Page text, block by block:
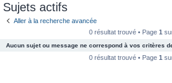
Sujets actifs
Aller à la recherche avancée
0 résultat trouvé • Page 1
Aucun sujet ou message ne correspond à vos critères
0 résultat trouvé • Page 1